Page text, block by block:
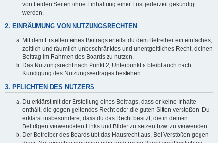
von beiden Seiten ohne Einhaltung einer Frist jederzeit gekündigt
werden.
2. EINRÄUMUNG VON NUTZUNGSRECHTEN
Mit dem Erstellen eines Beitrags erteilst du dem Betreiber ein einfaches,
zeitlich und räumlich unbeschränktes und unentgeltliches Recht, deinen
Beitrag im Rahmen des Boards zu nutzen.
Das Nutzungsrecht nach Punkt 2, Unterpunkt a bleibt auch nach
Kündigung des Nutzungsvertrages bestehen.
3. PFLICHTEN DES NUTZERS
Du erklärst mit der Erstellung eines Beitrags, dass er keine Inhalte
enthält, die gegen geltendes Recht oder die guten Sitten verstoßen. Du
erklärst insbesondere, dass du das Recht besitzt, die in deinen
Beiträgen verwendeten Links und Bilder zu setzen bzw. zu verwenden.
Der Betreiber des Boards übt das Hausrecht aus. Bei Verstößen gegen